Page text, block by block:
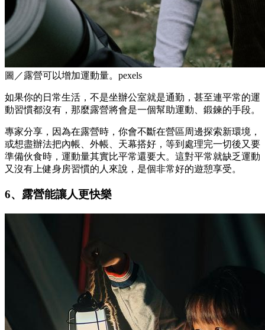
圖／露營可以增加運動量。pexels
如果你的日常生活，不是坐辦公室就是通勤，甚至連平常的運
動習慣都沒有，那麼露營將會是一個幫助運動、鍛鍊的手段。
專家分享，因為在露營時，你會不斷在營區周邊探索新環境，
或想盡辦法把內帳、外帳、天幕搭好，等到處理完一切後又要
準備伙食時，運動量其實比平常還要大。這對平常就缺乏運動
又沒有上健身房習慣的人來說，是個非常好的遊憩享受。
6、露營能讓人更快樂